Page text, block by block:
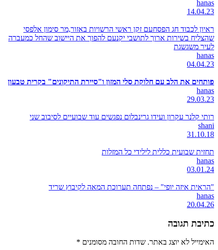
hanas
14.04.23
ראיון לכבוד חג הפסחעם זקן ראשי הרשויות באזור,מר סימון אלפסי
שהצליח בשירות ארוך לתושבי יקנעם להפוך את היישוב שהחל כמעברה
לעיר משגשגת
hanas
04.04.23
פותחים את הלב עם חלוקת סלי המזון ו"סיירת התיקונים" בקרית טבעון
hanas
29.03.23
רותי קלנר עקרון ועידו גרינבלום נפגשים עוד שבועיים לסיבוב שני
shani
31.10.18
תחזית שבועית כללית לילידי כל המזלות
hanas
03.01.24
"הראית איזה יופי" – נפתחה תערוכת המאה לקיבוץ שריד
hanas
20.04.26
כתיבת תגובה
האימייל לא יוצג באתר. שדות החובה מסומנים *